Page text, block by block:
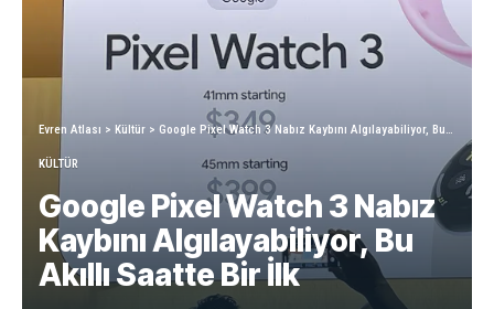
Evren Atlası > Kültür > Google Pixel Watch 3 Nabız Kaybını Algılayabiliyor, Bu Akıllı Saatte Bir İlk
KÜLTÜR
Google Pixel Watch 3 Nabız
Kaybını Algılayabiliyor, Bu
Akıllı Saatte Bir İlk